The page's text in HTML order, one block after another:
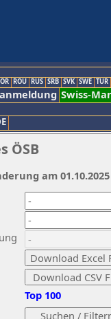
ROU RUS SRB SVK SWE TUR
Swiss-
ÖSB
Top 100
am